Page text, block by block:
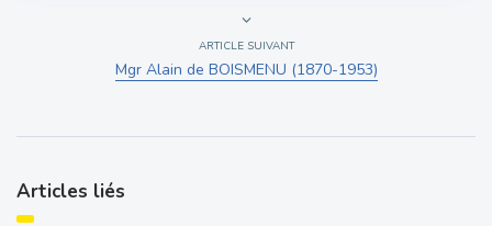
ARTICLE SUIVANT
Mgr Alain de BOISMENU (1870-1953)
Articles liés